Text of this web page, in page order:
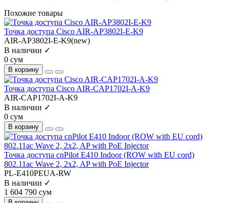
Похожие товары
Точка доступа Cisco AIR-AP3802I-E-K9
AIR-AP3802I-E-K9(new)
В наличии ✓
0 сум
В корзину
Точка доступа Cisco AIR-CAP1702I-A-K9
AIR-CAP1702I-A-K9
В наличии ✓
0 сум
В корзину
Точка доступа cnPilot E410 Indoor (ROW with EU cord)
802.11ac Wave 2, 2x2, AP with PoE Injector
PL-E410PEUA-RW
В наличии ✓
1 604 790 сум